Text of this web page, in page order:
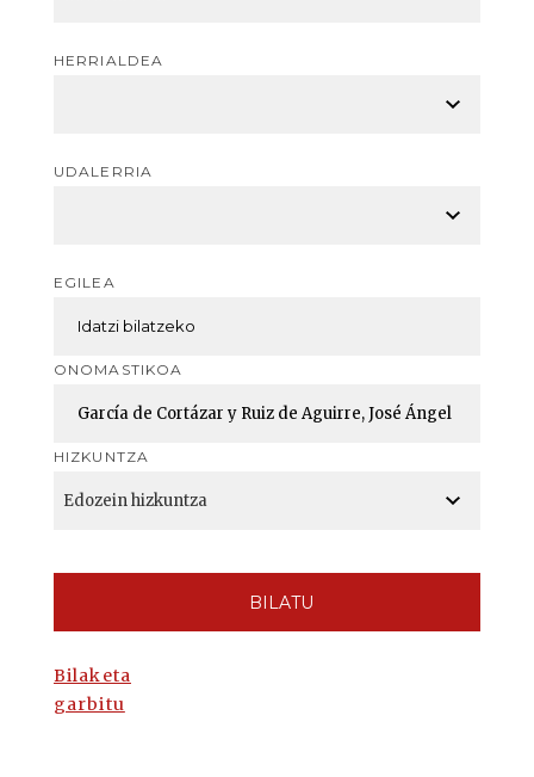
HERRIALDEA
UDALERRIA
EGILEA
ONOMASTIKOA
HIZKUNTZA
BILATU
Bilaketa
garbitu